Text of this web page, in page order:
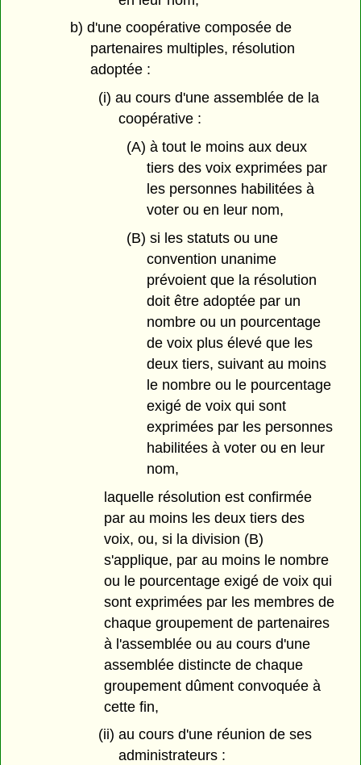
b) d'une coopérative composée de
partenaires multiples, résolution
adoptée :
(i) au cours d'une assemblée de la
coopérative :
(A) à tout le moins aux deux
tiers des voix exprimées par
les personnes habilitées à
voter ou en leur nom,
(B) si les statuts ou une
convention unanime
prévoient que la résolution
doit être adoptée par un
nombre ou un pourcentage
de voix plus élevé que les
deux tiers, suivant au moins
le nombre ou le pourcentage
exigé de voix qui sont
exprimées par les personnes
habilitées à voter ou en leur
nom,
laquelle résolution est confirmée
par au moins les deux tiers des
voix, ou, si la division (B)
s'applique, par au moins le nombre
ou le pourcentage exigé de voix qui
sont exprimées par les membres de
chaque groupement de partenaires
à l'assemblée ou au cours d'une
assemblée distincte de chaque
groupement dûment convoquée à
cette fin,
(ii) au cours d'une réunion de ses
administrateurs :